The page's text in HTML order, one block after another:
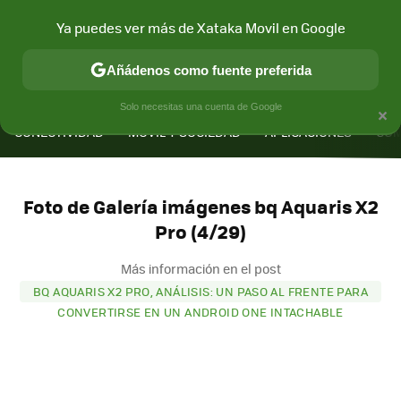
CONECTIVIDAD MÓVIL Y SOCIEDAD APLICACIONES
Foto de Galería imágenes bq Aquaris X2
Pro (4/29)
Más información en el post
BQ AQUARIS X2 PRO, ANÁLISIS: UN PASO AL FRENTE PARA
CONVERTIRSE EN UN ANDROID ONE INTACHABLE
×
Ya puedes ver más de Xataka Movil en Google
Añádenos como fuente preferida
Solo necesitas una cuenta de Google